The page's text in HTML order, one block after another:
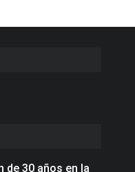
de 30 años en la